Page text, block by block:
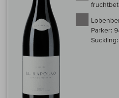
Parker:
Suckling: